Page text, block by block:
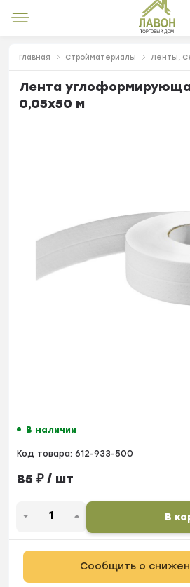
Главная Стройматериалы Ленты,
Лента
0,05х50 м
В наличии
Код товара: 612-933-500
85 ₽/ шт
В
Сообщить о